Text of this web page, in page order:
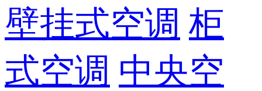
壁挂式空调 柜
式空调 中央空